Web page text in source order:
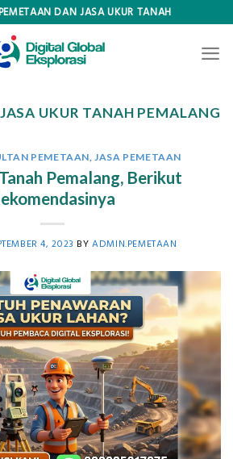
DAN JASA UKUR TANAH
JASA UKUR TANAH PEMALANG
PEMETAAN JASA PEMETAAN
Pemalang, Berikut
4, 2023 BYADMIN.PEMETAAN